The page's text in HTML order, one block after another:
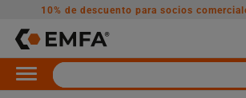
10% de descuento para socios